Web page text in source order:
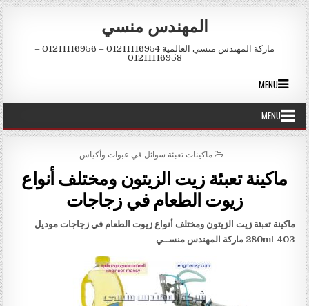
Skip to content
المهندس منسي
ماركة المهندس منسي العالمية 01211116954 – 01211116956 –
01211116958
MENU
MENU
POSTED IN
ماكينات تعبئة سوائل في عبوات وأكياس
ماكينة تعبئة زيت الزيتون ومختلف أنواع
زيوت الطعام في زجاجات
ماكينة تعبئة زيت الزيتون ومختلف أنواع زيوت الطعام في زجاجات موديل
403-280ml
ماركة المهندس منســي